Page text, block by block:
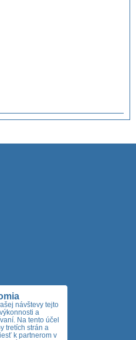
návštevy tejto
a
Na tento účel
tretích strán a
k partnerom v